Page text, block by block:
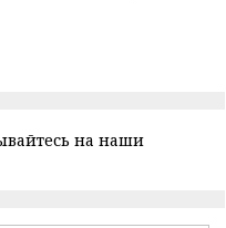
на наши